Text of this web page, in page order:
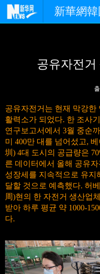
新華網
경제
연예
생생 중국어
공유자전
공유자전거는 현재 막강한
활력소가 되었다. 한 조사
연구보고서에서 3월 중순
미 400만 대를 넘어섰고,
圳) 4대 도시의 공급량은
른 데이터에서 올해 공유
성장세를 지속적으로 유지
달할 것으로 예측했다. 허
周)현의 한 자전거 생산업
받아 하루 평균 약 1000-
다.